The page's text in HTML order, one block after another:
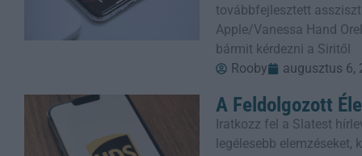
továbbfejlesztett
Apple/Vanessa Hand
bármit kérdezni a Siritől
Rooby
augusztus 6,
A Feldolgozott
Iratkozz fel a Slatest
legélesebb